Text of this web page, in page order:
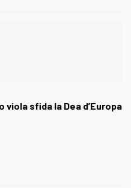
sfida la Dea d’Europa